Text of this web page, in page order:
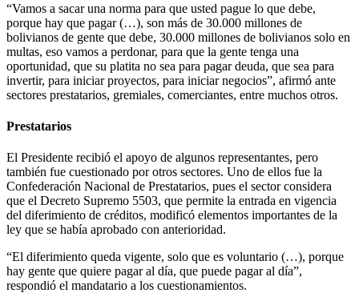
“Vamos a sacar una norma para que usted pague lo que debe,
porque hay que pagar (…), son más de 30.000 millones de
bolivianos de gente que debe, 30.000 millones de bolivianos solo en
multas, eso vamos a perdonar, para que la gente tenga una
oportunidad, que su platita no sea para pagar deuda, que sea para
invertir, para iniciar proyectos, para iniciar negocios”, afirmó ante
sectores prestatarios, gremiales, comerciantes, entre muchos otros.
Prestatarios
El Presidente recibió el apoyo de algunos representantes, pero
también fue cuestionado por otros sectores. Uno de ellos fue la
Confederación Nacional de Prestatarios, pues el sector considera
que el Decreto Supremo 5503, que permite la entrada en vigencia
del diferimiento de créditos, modificó elementos importantes de la
ley que se había aprobado con anterioridad.
“El diferimiento queda vigente, solo que es voluntario (…), porque
hay gente que quiere pagar al día, que puede pagar al día”,
respondió el mandatario a los cuestionamientos.